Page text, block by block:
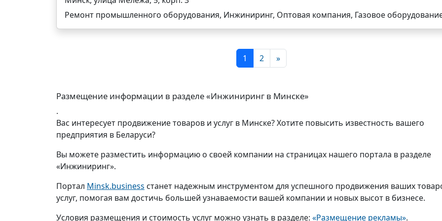
Ремонт промышленного оборудования, Инжиниринг, Оптовая компания, Газовое
1 2 »
Размещение информации в разделе «Инжиниринг в Минске»
.
Вас интересует продвижение товаров и услуг в Минске? Хотите повысить известность вашего
предприятия в Беларуси?
Вы можете разместить информацию о своей компании на страницах нашего портала в разделе
«Инжиниринг».
Портал Minsk.business станет надежным инструментом для успешного продвижения ваших
услуг, помогая вам достичь большей узнаваемости вашей компании и новых высот в бизнесе.
Условия размещения и стоимость услуг можно узнать в разделе: «Размещение рекламы».